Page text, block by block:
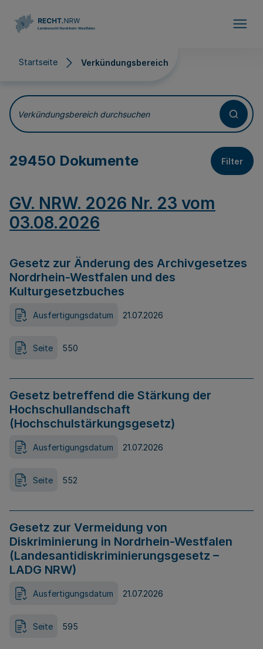
Startseite Verkündungsbereich
Verkündungsbereich
Verkündungsbereich durchsuchen
29450 Dokumente Filter
GV. NRW. 2026 Nr. 23 vom
03.08.2026
Gesetz zur Änderung des Archivgesetzes
Nordrhein-Westfalen und des
Kulturgesetzbuches
Ausfertigungsdatum 21.07.2026
Seite 550
Gesetz betreffend die Stärkung der
Hochschullandschaft
(Hochschulstärkungsgesetz)
Ausfertigungsdatum 21.07.2026
Seite 552
Gesetz zur Vermeidung von
Diskriminierung in Nordrhein-Westfalen
(Landesantidiskriminierungsgesetz –
LADG NRW)
Ausfertigungsdatum 21.07.2026
Seite 595